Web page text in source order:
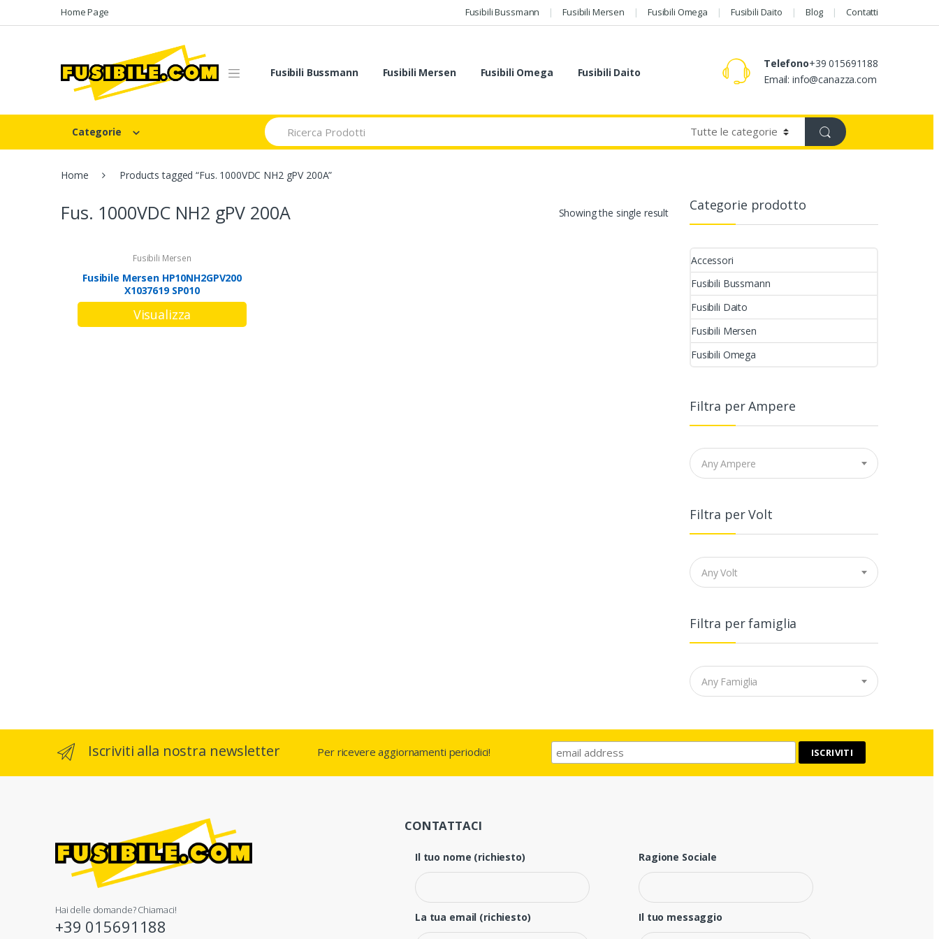
to
to
Home Page Fusibili Bussmann Fusibili Mersen Fusibili Omega Fusibili Daito Blog Contatti
Fusibili Bussmann Fusibili Mersen Fusibili Omega Fusibili Daito
Telefono+39 015691188
Email: info@canazza.com
Categorie
Search
for:
Home Products tagged “Fus. 1000VDC NH2 gPV 200A”
Fus. 1000VDC NH2 gPV 200A Showing the single result
Fusibili Mersen
Fusibile Mersen HP10NH2GPV200
X1037619 SP010
Categorie prodotto
Accessori
Fusibili Bussmann
Fusibili Daito
Fusibili Mersen
Fusibili Omega
Filtra per Ampere
Any Ampere
Filtra per Volt
Any Volt
Filtra per famiglia
Any Famiglia
Iscriviti alla nostra newsletter Per ricevere aggiornamenti periodici!
Hai delle domande? Chiamaci!
+39 015691188
CONTATTACI
Il tuo nome (richiesto)
La tua email (richiesto)
Ragione Sociale
Il tuo messaggio